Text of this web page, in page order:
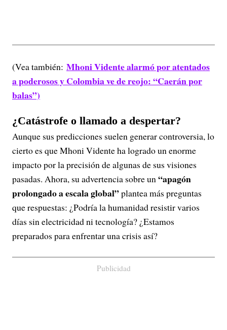
(Vea también: Mhoni Vidente alarmó por atentados
a poderosos y Colombia ve de reojo: “Caerán por
balas”)
¿Catástrofe o llamado a despertar?
Aunque sus predicciones suelen generar controversia, lo
cierto es que Mhoni Vidente ha logrado un enorme
impacto por la precisión de algunas de sus visiones
pasadas. Ahora, su advertencia sobre un“apagón
prolongado a escala global”plantea más preguntas
que respuestas: ¿Podría la humanidad resistir varios
días sin electricidad ni tecnología? ¿Estamos
preparados para enfrentar una crisis así?
Publicidad